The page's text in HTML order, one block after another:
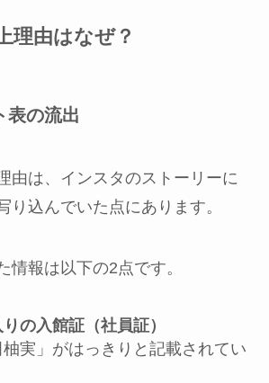
理由はなぜ？
表の流出
由は、インスタのストーリーに
り込んでいた点にあります。
情報は以下の2点です。
の入館証（社員証）
柚実」がはっきりと記載されてい